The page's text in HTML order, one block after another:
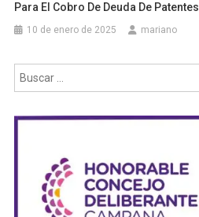
Para El Cobro De Deuda De Patentes
10 de enero de 2025 mariano